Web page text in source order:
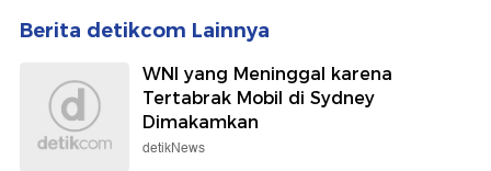
Berita detikcom Lainnya
WNI yang Meninggal karena
Tertabrak Mobil di Sydney
Dimakamkan
detikNews